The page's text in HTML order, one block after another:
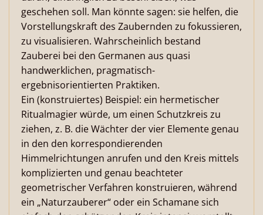
geschehen soll. Man könnte sagen: sie helfen, die
Vorstellungskraft des Zaubernden zu fokussieren,
zu visualisieren. Wahrscheinlich bestand
Zauberei bei den Germanen aus quasi
handwerklichen, pragmatisch-
ergebnisorientierten Praktiken.
Ein (konstruiertes) Beispiel: ein hermetischer
Ritualmagier würde, um einen Schutzkreis zu
ziehen, z. B. die Wächter der vier Elemente genau
in den den korrespondierenden
Himmelrichtungen anrufen und den Kreis mittels
komplizierten und genau beachteter
geometrischer Verfahren konstruieren, während
ein „Naturzauberer“ oder ein Schamane sich